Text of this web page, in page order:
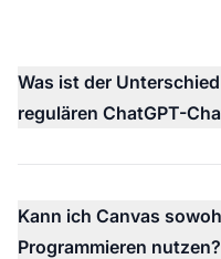
Was ist der
regulären ChatGPT-
Kann ich Canvas
Programmieren nutzen?